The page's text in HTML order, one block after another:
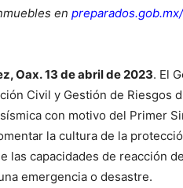
en
Oax.13 de abril de 2023. El
Civil y Gestión de Riesgos
con motivo del Primer
la cultura de la
las capacidades de reacción
emergencia o desastre.